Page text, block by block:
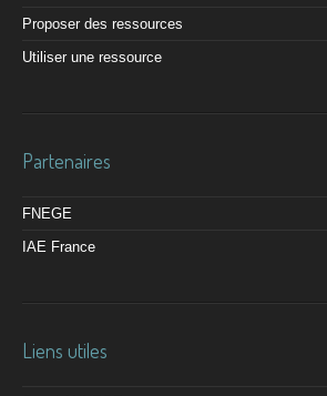
Proposer des ressources
Utiliser une ressource
Partenaires
FNEGE
IAE France
Liens utiles